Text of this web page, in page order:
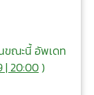
ขณะนี้ อัพเดท
| 20:00)